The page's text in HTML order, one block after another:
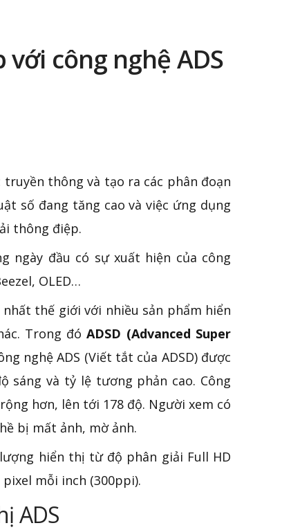
công nghệ ADS
thông và tạo ra các phân đoạn
số đang tăng cao và việc ứng dụng
thông điệp.
ngày đầu có sự xuất hiện của công
OLED…
thế giới với nhiều sản phẩm hiển
Trong đóADSD (Advanced Super
nghệ ADS (Viết tắt của ADSD) được
sáng và tỷ lệ tương phản cao. Công
hơn, lên tới 178 độ. Người xem có
bị mất ảnh, mờ ảnh.
hiển thị từ độ phân giải Full HD
mỗi inch (300ppi).
ADS